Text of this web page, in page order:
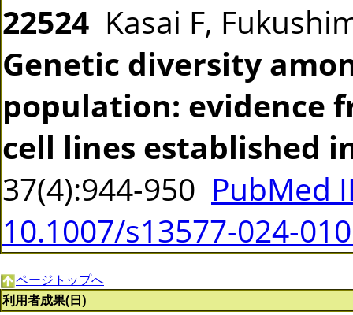
22524 Kasai F,
Genetic diversity
population: evidence
cell lines established
37(4):944-950 PubMed
10.1007/s13577-024-
ページトップへ
利用者成果(日)